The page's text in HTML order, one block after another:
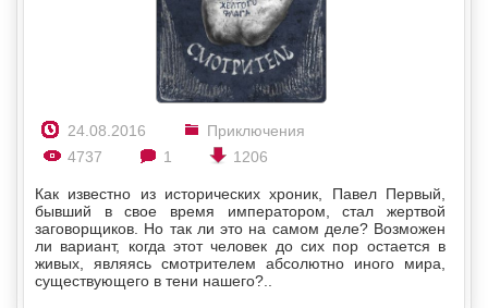
24.08.2016
Приключения
4737
1 1206
Как известно из исторических хроник, Павел Первый,
бывший в свое время императором, стал жертвой
заговорщиков. Но так ли это на самом деле? Возможен
ли вариант, когда этот человек до сих пор остается в
живых, являясь смотрителем абсолютно иного мира,
существующего в тени нашего?..